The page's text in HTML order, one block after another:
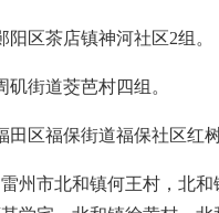
区茶店镇神河社区2组。
街道茭芭村四组。
田区福保街道福保社区红
州市北和镇何王村，北